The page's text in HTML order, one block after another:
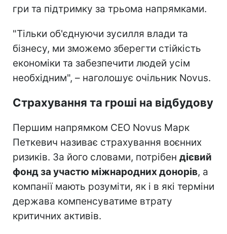
гри та підтримку за трьома напрямками.
"Тільки об'єднуючи зусилля влади та
бізнесу, ми зможемо зберегти стійкість
економіки та забезпечити людей усім
необхідним", – наголошує очільник Novus.
Страхування та гроші на відбудову
Першим напрямком CEO Novus Марк
Петкевич називає страхування воєнних
ризиків. За його словами, потрібен дієвий
фонд за участю міжнародних донорів, а
компанії мають розуміти, як і в які терміни
держава компенсуватиме втрату
критичних активів.